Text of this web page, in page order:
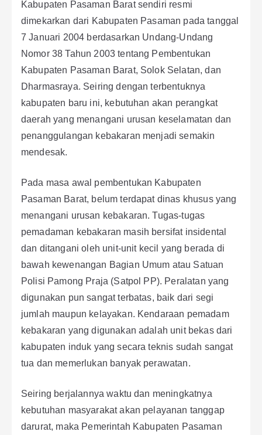
Kabupaten Pasaman Barat sendiri resmi
dimekarkan dari Kabupaten Pasaman pada tanggal
7 Januari 2004 berdasarkan Undang-Undang
Nomor 38 Tahun 2003 tentang Pembentukan
Kabupaten Pasaman Barat, Solok Selatan, dan
Dharmasraya. Seiring dengan terbentuknya
kabupaten baru ini, kebutuhan akan perangkat
daerah yang menangani urusan keselamatan dan
penanggulangan kebakaran menjadi semakin
mendesak.
Pada masa awal pembentukan Kabupaten
Pasaman Barat, belum terdapat dinas khusus yang
menangani urusan kebakaran. Tugas-tugas
pemadaman kebakaran masih bersifat insidental
dan ditangani oleh unit-unit kecil yang berada di
bawah kewenangan Bagian Umum atau Satuan
Polisi Pamong Praja (Satpol PP). Peralatan yang
digunakan pun sangat terbatas, baik dari segi
jumlah maupun kelayakan. Kendaraan pemadam
kebakaran yang digunakan adalah unit bekas dari
kabupaten induk yang secara teknis sudah sangat
tua dan memerlukan banyak perawatan.
Seiring berjalannya waktu dan meningkatnya
kebutuhan masyarakat akan pelayanan tanggap
darurat, maka Pemerintah Kabupaten Pasaman